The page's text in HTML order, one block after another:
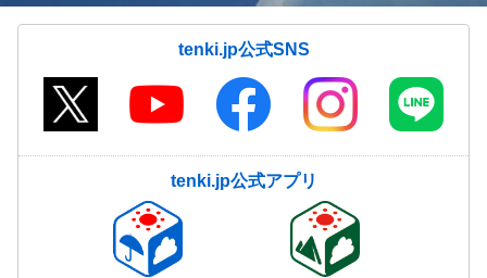
tenki.jp公式SNS
tenki.jp公式アプリ